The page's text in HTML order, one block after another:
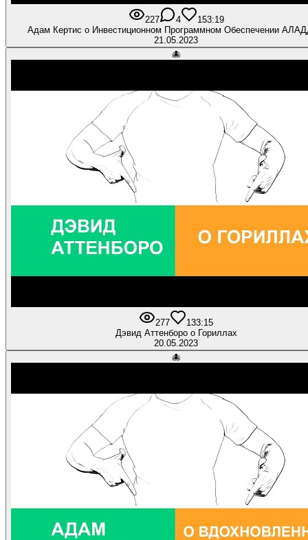
227 4 153:19
Адам Кертис о Инвестиционном Программном Обеспечении
21.05.2023
🐙
277 133:15
Дэвид Аттенборо о Гориллах
20.05.2023
🐙